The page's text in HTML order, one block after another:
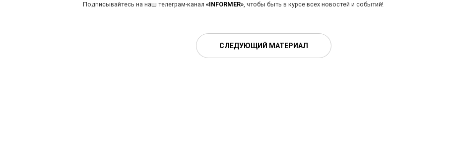
Подписывайтесь на наш телеграм-канал «INFORMER», чтобы быть в курсе всех новостей и событий!
СЛЕДУЮЩИЙ МАТЕРИАЛ